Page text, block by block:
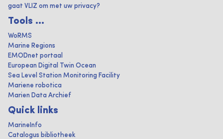
gaat VLIZ om met uw privacy?
Tools ...
WoRMS
Marine Regions
EMODnet portaal
European Digital Twin Ocean
Sea Level Station Monitoring Facility
Mariene robotica
Marien Data Archief
Quick links
MarineInfo
Catalogus bibliotheek